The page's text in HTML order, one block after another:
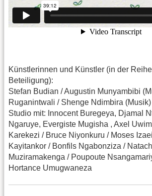
Künstlerinnen und Künstler (in der
Beteiligung):
Stefan Budian / Augustin Munyambibi
Ruganintwali / Shenge Ndimbira
Studio mit: Innocent Buregeya, Djamal
Ngaruye, Evergiste Mugisha , Axel
Karekezi / Bruce Niyonkuru / Moses
Kayitankor / Bonfils Ngabonziza /
Muziramakenga / Poupoute
Hortance Umugwaneza